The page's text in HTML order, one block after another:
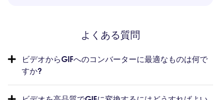
よくある質問
ビデオからGIFへのコンバーターに最適なものは何で
すか?